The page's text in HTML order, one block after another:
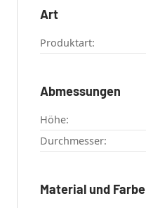
Art
Produktart:
Abmessungen
Höhe:
Durchmesser:
Material und Farbe